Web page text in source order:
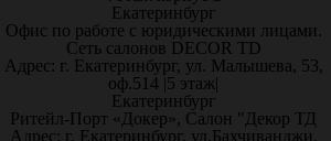
Екатеринбург
Офис по работе с юридическими лицами.
Сеть салонов DECOR TD
Адрес: г. Екатеринбург, ул. Малышева, 53,
оф.514 |5 этаж|
Екатеринбург
Ритейл-Порт «Докер», Салон "Декор ТД
Адрес: г. Екатеринбург, ул.Бахчиванджи,